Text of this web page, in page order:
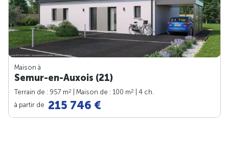
Maison à
Semur-en-Auxois (21)
Terrain de : 957 m2 | Maison de : 100 m2
| 4 ch.
à partir de 215 746 €